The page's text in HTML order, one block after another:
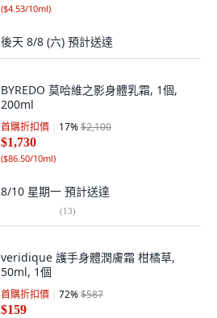
($4.53/10ml)
後天 8/8 (六) 預計送達
BYREDO 莫哈維之影身體乳霜, 1個,
200ml
首購折扣價 17%$2,100
$1,730
($86.50/10ml)
8/10 星期一 預計送達
(13)
veridique 護手身體潤膚霜 柑橘草,
50ml, 1個
首購折扣價 72%$587
$159